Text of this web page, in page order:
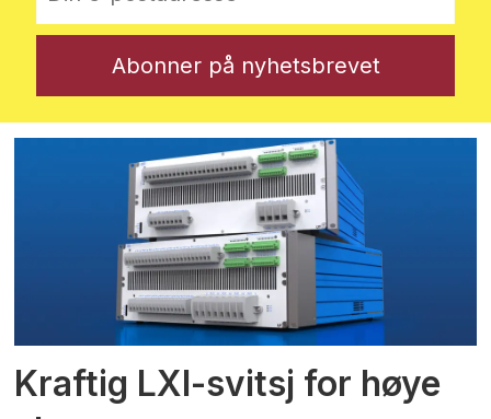
Kraftig LXI-svitsj for høye